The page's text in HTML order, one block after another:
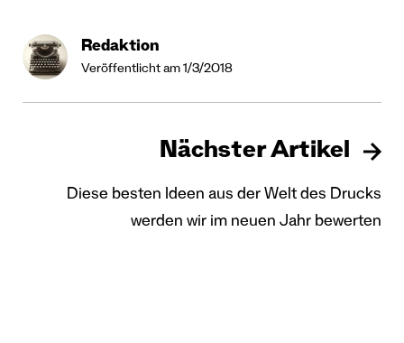
Redaktion
Veröffentlicht am 1/3/2018
Nächster Artikel
Diese besten Ideen aus der Welt des Drucks
werden wir im neuen Jahr bewerten